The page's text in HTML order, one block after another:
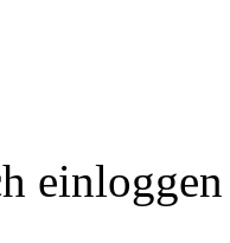
einloggen